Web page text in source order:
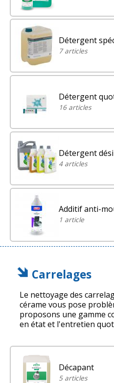
Détergent
7 articles
Détergent
16 articles
Détergent
4 articles
Additif anti-
1 article
Carrelages
Le nettoyage des
cérame vous pose
proposons une gamme
en état et l'entretien
Décapant
5 articles